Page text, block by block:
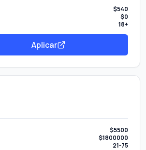
$540
$0
18+
Aplicar
$5500
$1800000
21-75